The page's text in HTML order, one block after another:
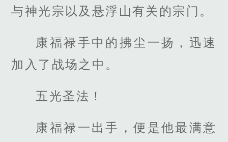
与神光宗以及悬浮山有关的宗门。
康福禄手中的拂尘一扬，迅速
加入了战场之中。
五光圣法！
康福禄一出手，便是他最满意